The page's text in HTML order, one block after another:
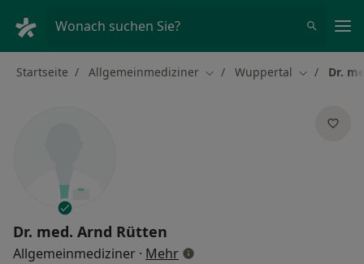
Wonach suchen Sie?
Startseite Allgemeinmediziner Stadt ändern
Wuppertal StadtDr.
Dr. med. Arnd Rütten
Allgemeinmediziner · Mehrüber Spezialisierungen